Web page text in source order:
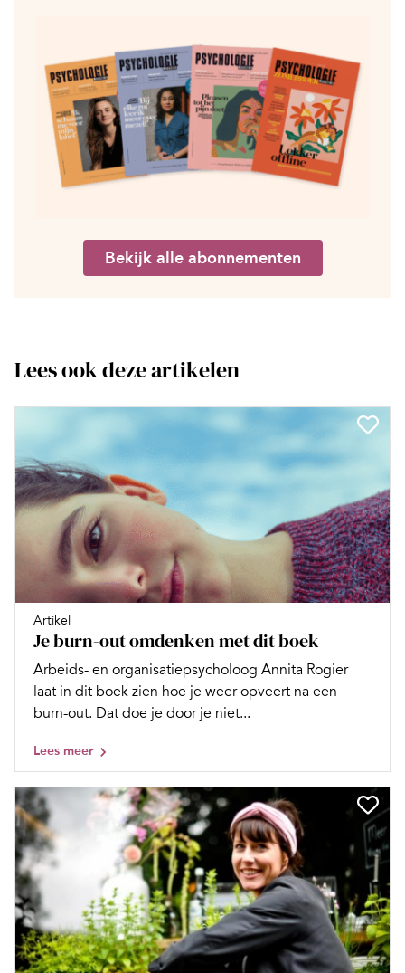
Bekijk alle abonnementen
Lees ook deze artikelen
Artikel
Je burn-out omdenken met dit boek
Arbeids- en organisatiepsycholoog Annita Rogier
laat in dit boek zien hoe je weer opveert na een
burn-out. Dat doe je door je niet...
Lees meer